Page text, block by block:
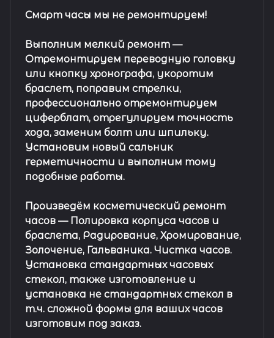
Смарт часы мы не ремонтируем!
Выполним мелкий ремонт —
Отремонтируем переводную головку
или кнопку хронографа, укоротим
браслет, поправим стрелки,
профессионально отремонтируем
циферблат, отрегулируем точность
хода, заменим болт или шпильку.
Установим новый сальник
герметичности и выполним тому
подобные работы.
Произведём косметический ремонт
часов — Полировка корпуса часов и
браслета, Радирование, Хромирование,
Золочение, Гальваника. Чистка часов.
Установка стандартных часовых
стекол, также изготовление и
установка не стандартных стекол в
т.ч. сложной формы для ваших часов
изготовим под заказ.